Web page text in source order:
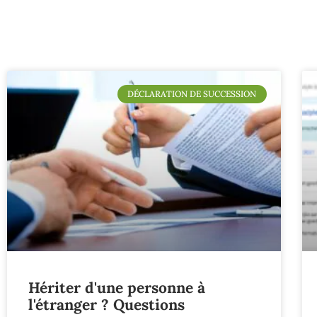
DÉCLARATION DE SUCCESSION
Hériter d'une personne à
l'étranger ? Questions